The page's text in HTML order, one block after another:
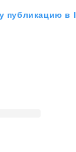
публикацию в